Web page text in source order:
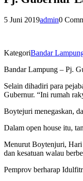
5 Juni 2019admin0
KategoriBandar
Bandar Lampung – Pj.
Selain dihadiri para
Gubernur. “Ini rumah
Boytejuri menegaskan,
Dalam open house itu,
Menurut Boytenjuri, Hari
dan kesatuan walau
Pemprov berharap